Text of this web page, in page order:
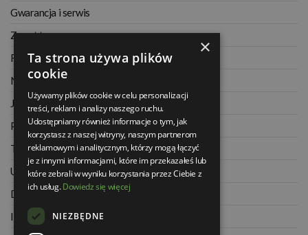
Gwarancja i serwis
Zwrot towaru
Regulamin
Najczęściej zadawane pytania
Jak kupować na raty
Polityka prywatności
Twoje zamówienia
Ustawienia konta
Dane kontaktowe
Informacje o firmie
×
Ta strona używa plików
cookie
Używamy plików cookie w celu personalizacji
treści, reklam i analizy naszego ruchu.
Udostępniamy również informacje o tym, jak
korzystasz z naszej witryny, naszym partnerom
reklamowym i analitycznym, którzy mogą łączyć
je z innymi informacjami, które im przekazałeś lub
które zebrali w wyniku korzystania przez Ciebie z
ich usług.Dowiedz się więcej
NIEZBĘDNE